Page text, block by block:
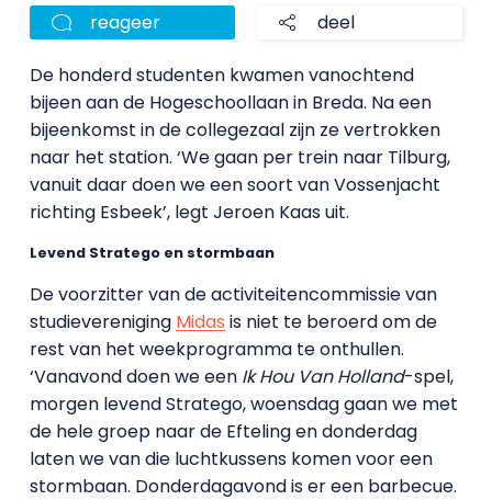
reageer deel
De honderd studenten kwamen vanochtend
bijeen aan de Hogeschoollaan in Breda. Na een
bijeenkomst in de collegezaal zijn ze vertrokken
naar het station. ‘We gaan per trein naar Tilburg,
vanuit daar doen we een soort van Vossenjacht
richting Esbeek’, legt Jeroen Kaas uit.
Levend Stratego en stormbaan
De voorzitter van de activiteitencommissie van
studievereniging Midas is niet te beroerd om de
rest van het weekprogramma te onthullen.
‘Vanavond doen we een Ik Hou Van Holland-spel,
morgen levend Stratego, woensdag gaan we met
de hele groep naar de Efteling en donderdag
laten we van die luchtkussens komen voor een
stormbaan. Donderdagavond is er een barbecue.